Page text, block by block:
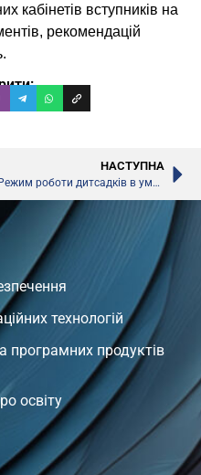
кабінетів вступників на
рекомендацій
НАСТУПНА
Режим роботи дитсадків в умовах адаптивного карантину
технологій
програмних продуктів
освіту